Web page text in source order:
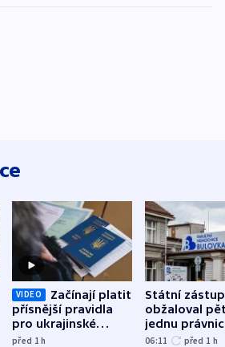
VIDEO
Začínají platit
přísnější pravidla
pro ukrajinské
uprchlíky
před 1h
Státní
obžaloval
jednu
osobu v
06:11 před 1 h